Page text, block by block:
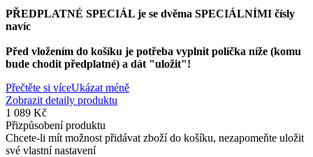
PŘEDPLATNÉ SPECIÁL je se dvěma SPECIÁLNÍMI čísly
navíc
Před vložením do košíku je potřeba vyplnit políčka níže (komu
bude chodit předplatné) a dát "uložit"!
Přečtěte si víceUkázat méně
Zobrazit detaily produktu
1 089 Kč
Přizpůsobení produktu
Chcete-li mít možnost přidávat zboží do košíku, nezapomeňte uložit
své vlastní nastavení